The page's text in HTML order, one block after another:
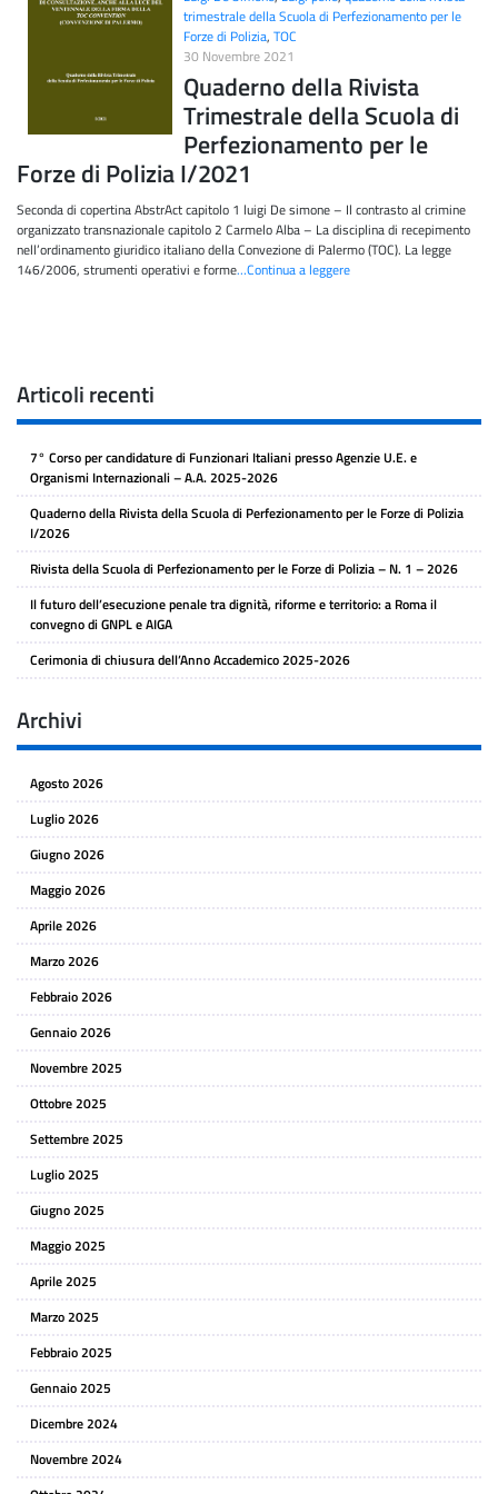
trimestrale della Scuola di Perfezionamento per le
Forze di Polizia, TOC
30 Novembre 2021
Quaderno della Rivista
Trimestrale della Scuola di
Perfezionamento per le
Forze di Polizia I/2021
Seconda di copertina AbstrAct capitolo 1 luigi De simone – Il contrasto al crimine
organizzato transnazionale capitolo 2 Carmelo Alba – La disciplina di recepimento
nell’ordinamento giuridico italiano della Convezione di Palermo (TOC). La legge
146/2006, strumenti operativi e forme…Continua a leggere
Articoli recenti
7° Corso per candidature di Funzionari Italiani presso Agenzie U.E. e
Organismi Internazionali – A.A. 2025-2026
Quaderno della Rivista della Scuola di Perfezionamento per le Forze di Polizia
I/2026
Rivista della Scuola di Perfezionamento per le Forze di Polizia – N. 1 – 2026
Il futuro dell’esecuzione penale tra dignità, riforme e territorio: a Roma il
convegno di GNPL e AIGA
Cerimonia di chiusura dell’Anno Accademico 2025-2026
Archivi
Agosto 2026
Luglio 2026
Giugno 2026
Maggio 2026
Aprile 2026
Marzo 2026
Febbraio 2026
Gennaio 2026
Novembre 2025
Ottobre 2025
Settembre 2025
Luglio 2025
Giugno 2025
Maggio 2025
Aprile 2025
Marzo 2025
Febbraio 2025
Gennaio 2025
Dicembre 2024
Novembre 2024